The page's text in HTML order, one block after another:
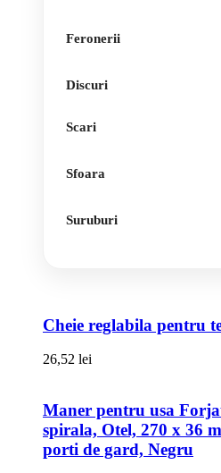
Feronerii
Discuri
Scari
Sfoara
Suruburi
Cheie reglabila pentru
26,52 lei
Maner pentru usa
spirala, Otel, 270 x 36
porti de gard, Negru